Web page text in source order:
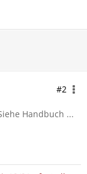
#2
Handbuch ...